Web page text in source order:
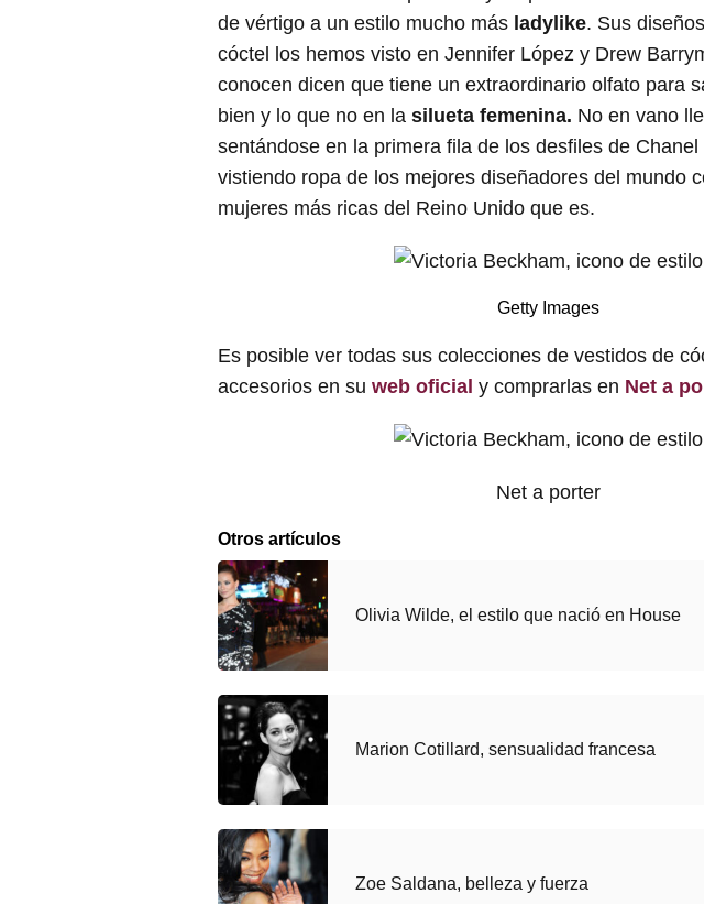
de vértigo a un estilo mucho más ladylike. Sus
cóctel los hemos visto en Jennifer López y Drew
conocen dicen que tiene un extraordinario olfato para
bien y lo que no en la silueta femenina. No en vano
sentándose en la primera fila de los desfiles de
vistiendo ropa de los mejores diseñadores del mundo
mujeres más ricas del Reino Unido que es.
Getty Images
Es posible ver todas sus colecciones de vestidos de
accesorios en su web oficial y comprarlas en Net a
Net a porter
Otros artículos
Olivia Wilde, el estilo que nació en House
Marion Cotillard, sensualidad francesa
Zoe Saldana, belleza y fuerza